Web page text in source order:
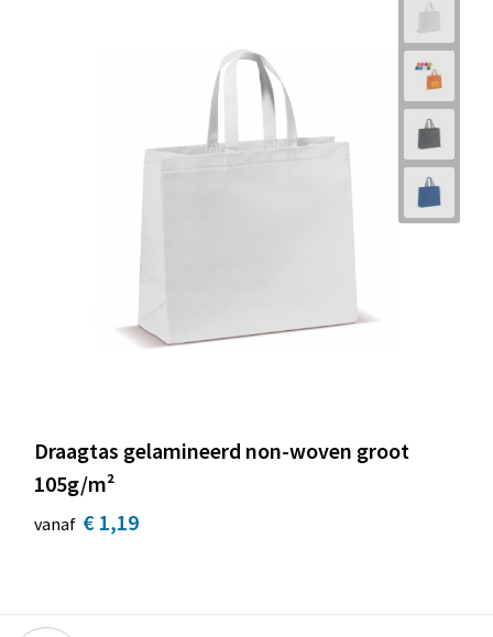
Draagtas gelamineerd non-woven groot
105g/m²
vanaf € 1,19